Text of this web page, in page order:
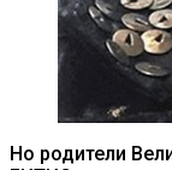
Но родители